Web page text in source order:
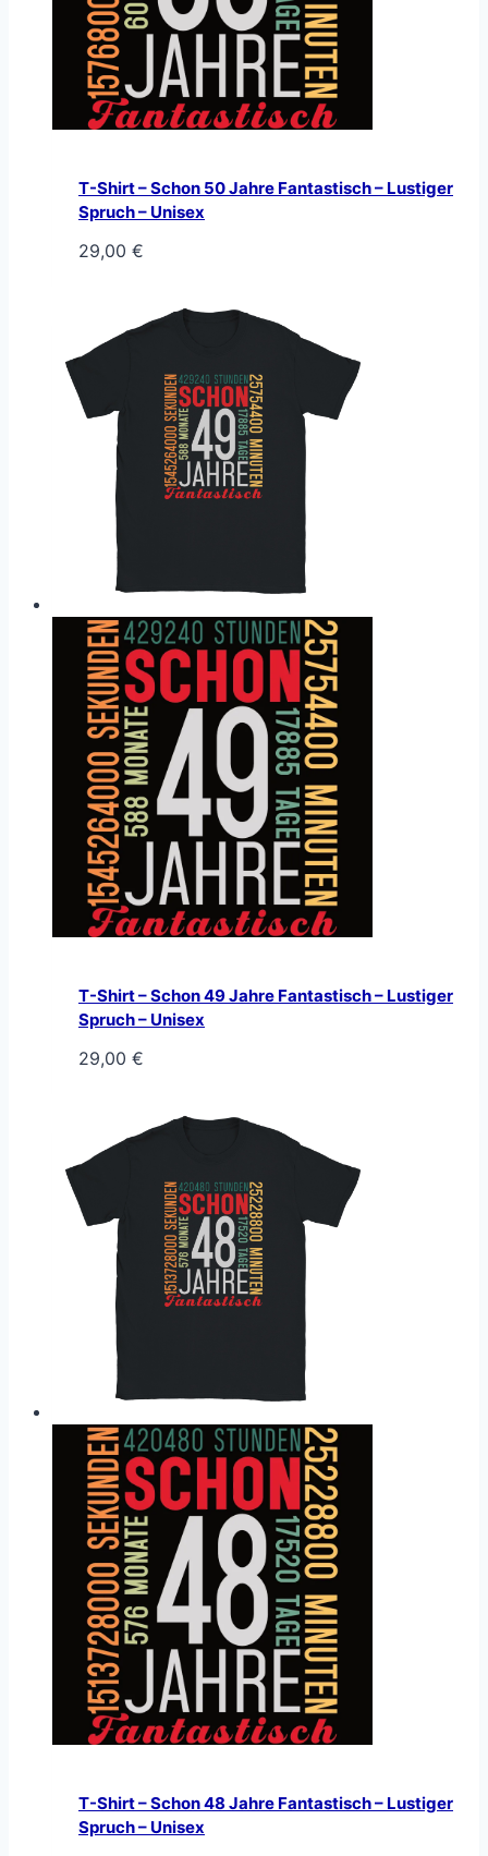
T-Shirt – Schon 50 Jahre Fantastisch – Lustiger
Spruch – Unisex
29,00 €
T-Shirt – Schon 49 Jahre Fantastisch – Lustiger
Spruch – Unisex
29,00 €
T-Shirt – Schon 48 Jahre Fantastisch – Lustiger
Spruch – Unisex